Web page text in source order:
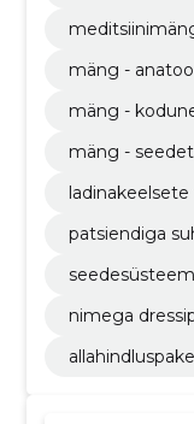
mäng -
mäng -
mäng -
patsiendiga
nimega